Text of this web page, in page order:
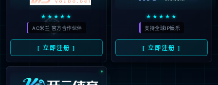
抱歉，页面无法访问...